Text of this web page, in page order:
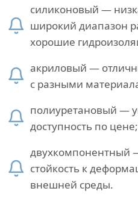
силиконовый —
широкий диапазон
хорошие
акриловый —
с разными
полиуретановый —
доступность по цене;
двухкомпонентный
стойкость к
внешней среды.